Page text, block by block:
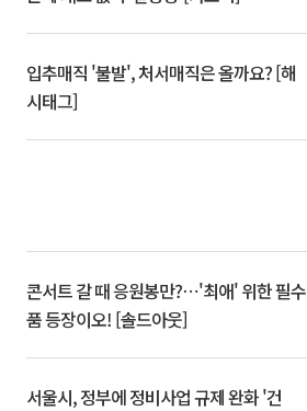
입추매직 '불발', 처서매직은 올까요? [해
시태그]
콘서트 갈 때 응원봉만?⋯'최애' 위한 필수
품 등장이오! [솔드아웃]
서울시, 정부에 정비사업 규제 완화 '건